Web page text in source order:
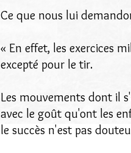
Ce que nous lui
« En effet, les exercices
excepté pour le tir.
Les mouvements dont il
avec le goût qu'ont les
le succès n'est pas